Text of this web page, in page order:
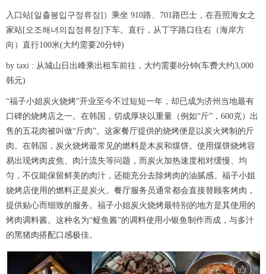
入口站[일출봉입구정류장]）乘坐 910路、701路巴士，在吾照海女之
家站[오조해녀의집정류장]下车。直行，从丁字路口往右（海岸方
向）直行100米(大约需要20分钟)
by taxi : 从城山日出峰乘出租车前往，大约需要8分钟(车费大约3,000
韩元)
“福子小姐炭火烧烤”开业至今不过短短一年，却已成为济州当地最有
口碑的烧烤店之一。在韩国，切成厚块以重量（例如“斤”，600克）出
售的五花肉被叫做“斤肉”。这家餐厅提供的烧烤便是以炭火烤制的斤
肉。在韩国，炭火烧烤最常见的燃料是木炭和煤饼。使用煤饼烧烤容
易出现烤肉皮焦、肉汁流失等问题，而炭火加热速度相对缓慢、均
匀，不仅能保留鲜美的肉汁，还能充分去除烤肉的油腻感。福子小姐
烧烤店使用的燃料正是炭火。餐厅服务员通常都会直接替顾客烤肉，
提供贴心而细致的服务。福子小姐炭火烧烤最特别的地方是其使用的
烤肉调料酱。这种名为“鳀鱼酱”的调料使用小银鱼制作而成，与多汁
的黑猪肉搭配口感极佳。